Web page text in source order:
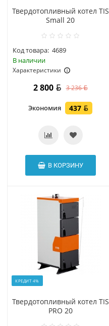
Твердотопливный котел TIS
Small 20
Код товара: 4689
В наличии
Характеристики
2 800 3 236
Экономия 437
В КОРЗИНУ
КРЕДИТ 4%
Твердотопливный котел TIS
PRO 20